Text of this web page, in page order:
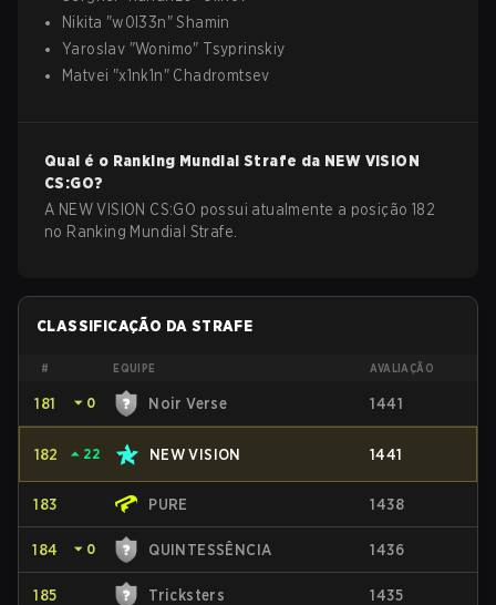
Nikita "w0l33n"Shamin
Yaroslav "Wonimo" Tsyprinskiy
Matvei "x1nk1n" Chadromtsev
Qual é o Ranking Mundial Strafe da NEW VISION
CS:GO?
A NEW VISION CS:GO possui atualmente a posição 182
no Ranking Mundial Strafe.
CLASSIFICAÇÃO DA STRAFE
# EQUIPE AVALIAÇÃO
181 ⏷ 0 Noir Verse 1441
182 ⏶ 22 NEW VISION 1441
183 PURE 1438
184 ⏷ 0 QUINTESSÊNCIA 1436
185 Tricksters 1435